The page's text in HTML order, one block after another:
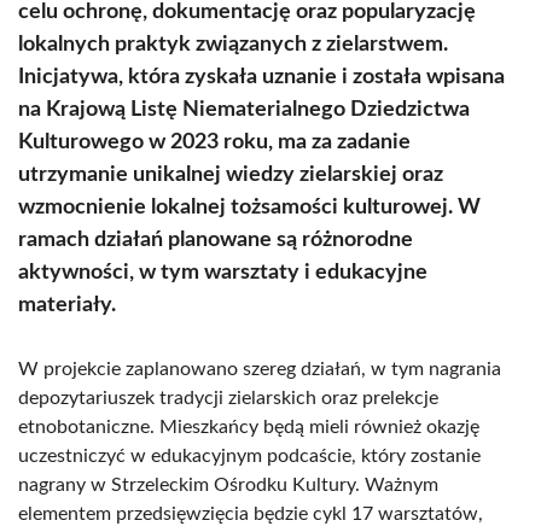
celu ochronę, dokumentację oraz popularyzację
lokalnych praktyk związanych z zielarstwem.
Inicjatywa, która zyskała uznanie i została wpisana
na Krajową Listę Niematerialnego Dziedzictwa
Kulturowego w 2023 roku, ma za zadanie
utrzymanie unikalnej wiedzy zielarskiej oraz
wzmocnienie lokalnej tożsamości kulturowej. W
ramach działań planowane są różnorodne
aktywności, w tym warsztaty i edukacyjne
materiały.
W projekcie zaplanowano szereg działań, w tym nagrania
depozytariuszek tradycji zielarskich oraz prelekcje
etnobotaniczne. Mieszkańcy będą mieli również okazję
uczestniczyć w edukacyjnym podcaście, który zostanie
nagrany w Strzeleckim Ośrodku Kultury. Ważnym
elementem przedsięwzięcia będzie cykl 17 warsztatów,